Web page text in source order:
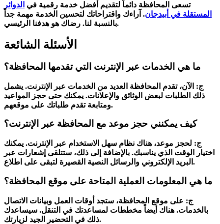
تسعى المحافظة دائماً لتقديم أفضل خدمة رقمية في الدوائر
المستقلة في أبيدجان. آراءك واقتراحاتك لتحسين الخدمة مهمة جداً
بالنسبة لنا. رضاك هو هدفنا الرئيسي.
الأسئلة الشائعة
ما هي الخدمات عبر الإنترنت التي تقدمها المحافظة؟
ج: الآن، تقدم المحافظة العديد من الخدمات عبر الإنترنت. يشمل
ذلك الطلبات لبعض الوثائق والإعلانات. يمكنك حتى حجز المواعيد
ومتابعة تقدم طلباتك على موقعهم.
كيف يمكنني حجز موعد مع المحافظة عبر الإنترنت؟
ج: لحجز موعد، هناك نظام سهل الاستخدام عبر الإنترنت. يمكنك
اختيار الوقت الذي يناسبك. بالإضافة إلى ذلك، ستتلقى إشعارات عبر
البريد الإلكتروني والرسائل النصية القصيرة لتبقى على اطلاع.
ما هي المعلومات العملية المتاحة على موقع المحافظة؟
ج: على موقع المحافظة، ستجد أوقات العمل وبيانات الاتصال
بالخدمات. هناك أيضاً مخططات لمساعدتك في التنقل. سيساعدك
ذلك في التحضير الجيد لزيارتك.